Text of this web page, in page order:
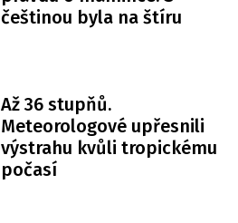
češtinou byla na štíru
Až 36 stupňů.
Meteorologové upřesnili
výstrahu kvůli tropickému
počasí